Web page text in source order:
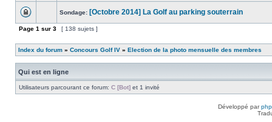
Sondage: [Octobre 2014] La Golf au parking souterrain
Page 1 sur 3 [ 138 sujets ]
Index du forum » Concours Golf IV » Election de la photo mensuelle des membres
Qui est en ligne
Utilisateurs parcourant ce forum: C [Bot] et 1 invité
Développé par